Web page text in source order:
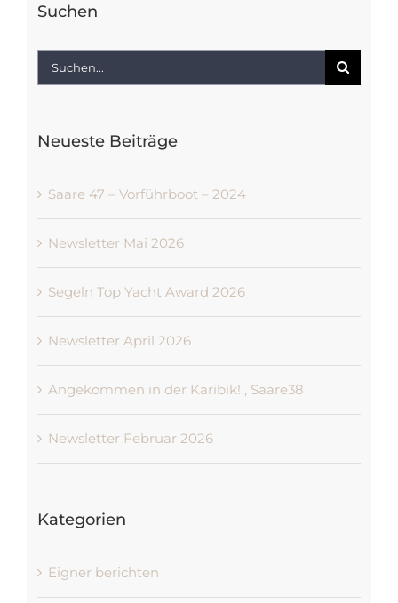
Suchen
Suche
Neueste Beiträge
Saare 47 – Vorführboot – 2024
Newsletter Mai 2026
Segeln Top Yacht Award 2026
Newsletter April 2026
Angekommen in der Karibik! , Saare38
Newsletter Februar 2026
Kategorien
Eigner berichten